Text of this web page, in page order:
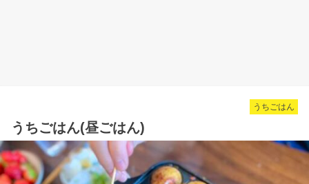
うちごはん
うちごはん(昼ごはん)